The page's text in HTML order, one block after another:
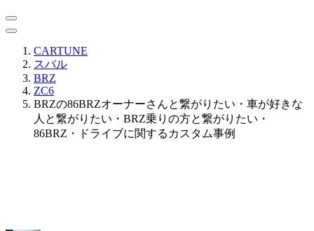
CARTUNE
スバル
BRZ
ZC6
BRZの86BRZオーナーさんと繋がりたい・車が好きな
人と繋がりたい・BRZ乗りの方と繋がりたい・
86BRZ・ドライブに関するカスタム事例